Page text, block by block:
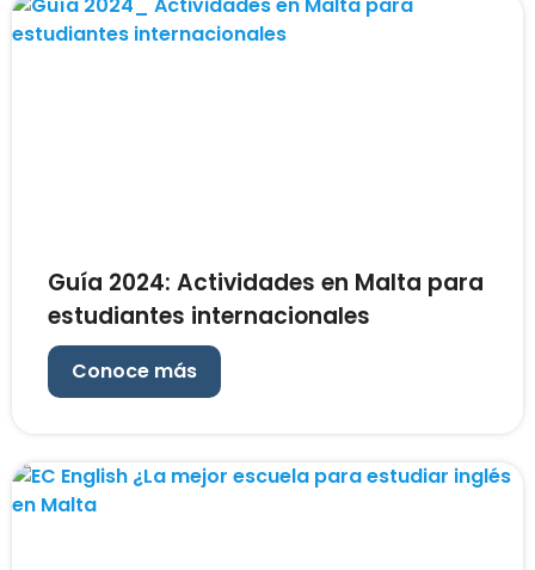
Guía 2024: Actividades en Malta para
estudiantes internacionales
Conoce más